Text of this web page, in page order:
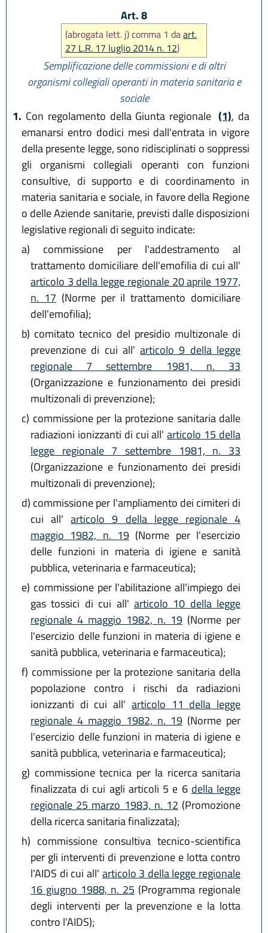
Art. 8
(abrogata lett. j) comma 1 daart.
27 L.R. 17 luglio 2014 n. 12)
Semplificazione delle commissioni e di altri
organismi collegiali operanti in materia sanitaria e
sociale
1. Con regolamento della Giunta regionale (1), da
emanarsi entro dodici mesi dall'entrata in vigore
della presente legge, sono ridisciplinati o soppressi
gli organismi collegiali operanti con funzioni
consultive, di supporto e di coordinamento in
materia sanitaria e sociale, in favore della Regione
o delle Aziende sanitarie, previsti dalle disposizioni
legislative regionali di seguito indicate:
a) commissione per l'addestramento al
trattamento domiciliare dell'emofilia di cui all'
articolo 3 della legge regionale 20 aprile 1977,
n. 17 (Norme per il trattamento domiciliare
dell'emofilia);
b) comitato tecnico del presidio multizonale di
prevenzione di cui all'articolo 9 della legge
regionale 7 settembre 1981, n. 33
(Organizzazione e funzionamento dei presidi
multizonali di prevenzione);
c) commissione per la protezione sanitaria dalle
radiazioni ionizzanti di cui all'articolo 15 della
legge regionale 7 settembre 1981, n. 33
(Organizzazione e funzionamento dei presidi
multizonali di prevenzione);
d) commissione per l'ampliamento dei cimiteri di
cui all'articolo 9 della legge regionale 4
maggio 1982, n. 19 (Norme per l'esercizio
delle funzioni in materia di igiene e sanità
pubblica, veterinaria e farmaceutica);
e) commissione per l'abilitazione all'impiego dei
gas tossici di cui all' articolo 10 della legge
regionale 4 maggio 1982, n. 19 (Norme per
l'esercizio delle funzioni in materia di igiene e
sanità pubblica, veterinaria e farmaceutica);
f) commissione per la protezione sanitaria della
popolazione contro i rischi da radiazioni
ionizzanti di cui all' articolo 11 della legge
regionale 4 maggio 1982, n. 19 (Norme per
l'esercizio delle funzioni in materia di igiene e
sanità pubblica, veterinaria e farmaceutica);
g) commissione tecnica per la ricerca sanitaria
finalizzata di cui agli articoli 5 e 6 della legge
regionale 25 marzo 1983, n. 12 (Promozione
della ricerca sanitaria finalizzata);
h) commissione consultiva tecnico-scientifica
per gli interventi di prevenzione e lotta contro
l'AIDS di cui all' articolo 3 della legge regionale
16 giugno 1988, n. 25 (Programma regionale
degli interventi per la prevenzione e la lotta
contro l'AIDS);